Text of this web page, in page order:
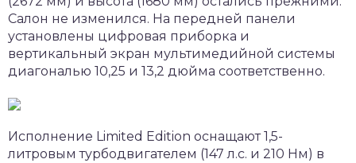
Салон не изменился. На передней панели
установлены цифровая приборка и
вертикальный экран мультимедийной системы
диагональю 10,25 и 13,2 дюйма соответственно.
Исполнение Limited Edition оснащают 1,5-
литровым турбодвигателем (147 л.с. и 210 Нм) в